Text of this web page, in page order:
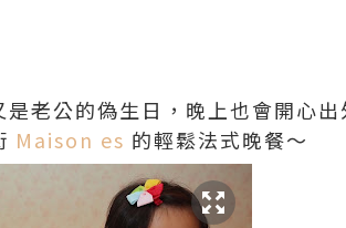
老公的偽生日，晚上也會開心
Maison es 的輕鬆法式晚餐～